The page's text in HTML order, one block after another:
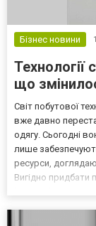
Бізнес новини
Технології
що
Світ побутової
вже давно
одягу. Сьогодні
лише
ресурси,
Вигідно придбати